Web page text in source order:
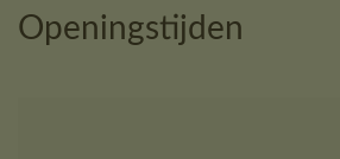
Openingstijden